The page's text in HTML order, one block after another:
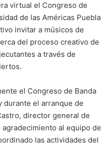
virtual el Congreso de
de las Américas Puebla
invitar a músicos de
del proceso creativo de
a través de
el Congreso de Banda
durante el arranque de
director general de
al equipo de
las actividades del